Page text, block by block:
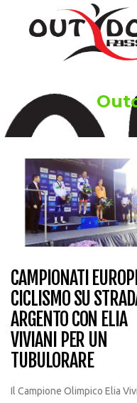
CAMPIONATI
CICLISMO SU
ARGENTO CON ELIA
VIVIANI PER UN
TUBULORARE
Il Campione Olimpico Elia